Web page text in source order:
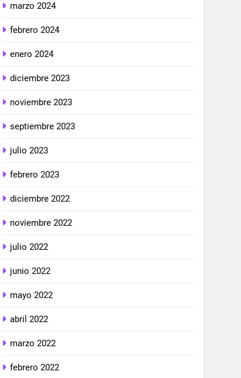
marzo 2024
febrero 2024
enero 2024
diciembre 2023
noviembre 2023
septiembre 2023
julio 2023
febrero 2023
diciembre 2022
noviembre 2022
julio 2022
junio 2022
mayo 2022
abril 2022
marzo 2022
febrero 2022